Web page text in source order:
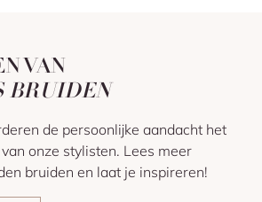
VAN
BRUIDEN
de persoonlijke aandacht het
onze stylisten. Lees meer
bruiden en laat je inspireren!